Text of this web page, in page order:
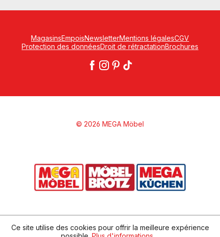
MagasinsEmpoisNewsletterMentions légalesCGV
Protection des donnéesDroit de rétractationBrochures
© 2026 MEGA Möbel
Ce site utilise des cookies pour offrir la meilleure expérience